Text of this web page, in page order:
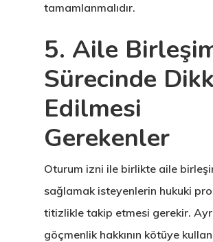
tamamlanmalıdır.
5. Aile
Sürecinde
Edilmesi
Gerekenler
Oturum izni ile birlikte aile
sağlamak isteyenlerin hukuki
titizlikle takip etmesi gerekir.
göçmenlik hakkının kötüye